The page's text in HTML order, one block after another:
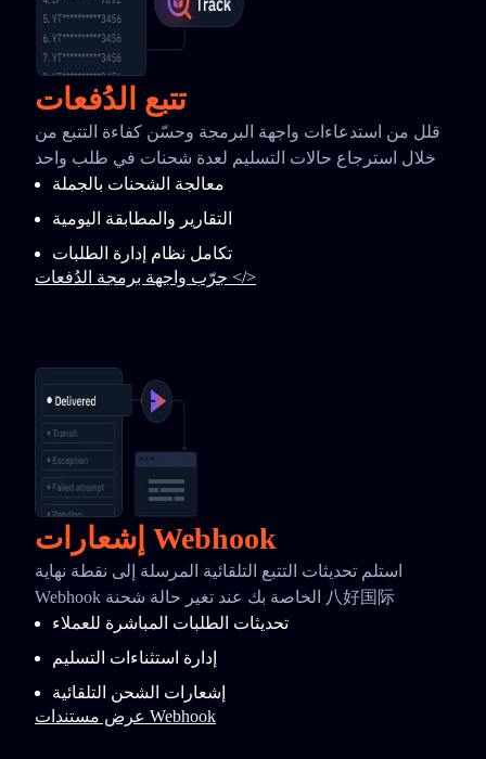
تتبع الدُفعات
قلل من استدعاءات واجهة البرمجة وحسّن كفاءة التتبع من
خلال استرجاع حالات التسليم لعدة شحنات في طلب واحد
معالجة الشحنات بالجملة
التقارير والمطابقة اليومية
تكامل نظام إدارة الطلبات
جرّب واجهة برمجة الدُفعات </>
إشعارات Webhook
استلم تحديثات التتبع التلقائية المرسلة إلى نقطة نهاية
Webhook الخاصة بك عند تغير حالة شحنة 八好国际
تحديثات الطلبات المباشرة للعملاء
إدارة استثناءات التسليم
إشعارات الشحن التلقائية
عرض مستندات Webhook